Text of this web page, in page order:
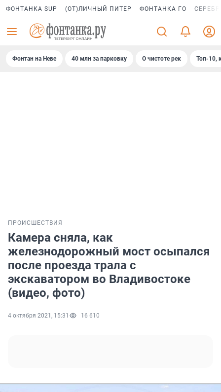
ФОНТАНКА SUP (ОТ)ЛИЧНЫЙ ПИТЕР ФОНТАНКА ГО
Фонтан на Неве 40 млн за парковку О чистоте рек Топ-10,
ПРОИСШЕСТВИЯ
Камера сняла, как
железнодорожный мост осыпался
после проезда трала с
экскаватором во Владивостоке
(видео, фото)
4 октября 2021, 15:31 16 610